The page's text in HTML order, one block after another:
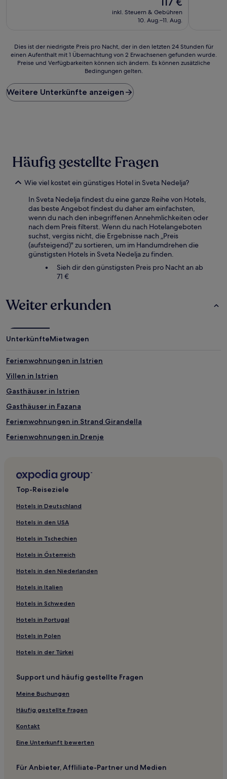
Preis
beträgt
inkl. Steuern & Gebühren
10. Aug.–11. Aug.
Dies
ist
Preis
pro
Nacht,
für
einen
mit
2 Erwachsenen
gefunden
Verfügbarkeiten
können
zusätzliche
gelten.
Dies ist der niedrigste Preis pro Nacht, der in den letzten 24 Stunden für
einen Aufenthalt mit 1 Übernachtung von 2 Erwachsenen gefunden wurde.
Preise und Verfügbarkeiten können sich ändern. Es können zusätzliche
Bedingungen gelten.
Weitere Unterkünfte anzeigen
Häufig gestellte Fragen
Wie viel kostet ein günstiges Hotel in Sveta Nedelja?
In Sveta Nedelja findest du eine ganze Reihe von Hotels,
das beste Angebot findest du daher am einfachsten,
wenn du nach den inbegriffenen Annehmlichkeiten oder
nach dem Preis filterst. Wenn du nach Hotelangeboten
suchst, vergiss nicht, die Ergebnisse nach „Preis
(aufsteigend)" zu sortieren, um im Handumdrehen die
günstigsten Hotels in Sveta Nedelja zu finden.
Sieh dir den günstigsten Preis pro Nacht an ab
71 €
Weiter erkunden
UnterkünfteMietwagen
Ferienwohnungen in Istrien
Villen in Istrien
Gasthäuser in Istrien
Gasthäuser in Fazana
Ferienwohnungen in Strand Girandella
Ferienwohnungen in Drenje
Ferienwohnungen in Labin
3-Sterne-Hotels in Krsan
3-Sterne-Hotels in Sveta Nedelja
3-Sterne-Hotels in Rovinjsko Selo
3-Sterne-Hotels in Peroj
4-Sterne-Hotels in Strand Girandella
3-Sterne-Hotels in Rakalj
Lupoglav Hotels
Beram Hotels
Buzet Hotels
Skitača Hotels
Rakalj Hotels
Peroj Hotels
Kircija Hotels
Vodnjan Hotels
Previž Hotels
Top-Reiseziele
Hotels in Deutschland
Hotels in den USA
Hotels in Tschechien
Hotels in Österreich
Hotels in den Niederlanden
Hotels in Italien
Hotels in Schweden
Hotels in Portugal
Hotels in Polen
Hotels in der Türkei
Support und häufig gestellte Fragen
Meine Buchungen
Häufig gestellte Fragen
Kontakt
Eine Unterkunft bewerten
Für Anbieter, Affliliate-Partner und Medien